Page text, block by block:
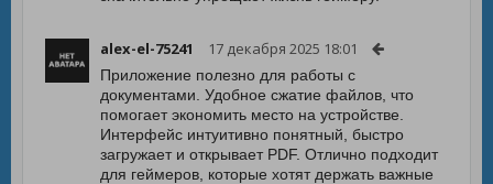
alex-el-75241 17 декабря 2025 18:01
Приложение полезно для работы с
документами. Удобное сжатие файлов, что
помогает экономить место на устройстве.
Интерфейс интуитивно понятный, быстро
загружает и открывает PDF. Отлично подходит
для геймеров, которые хотят держать важные